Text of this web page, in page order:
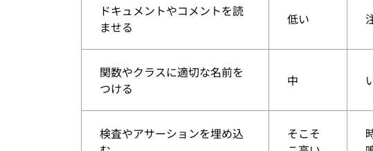
ドキュメントやコメントを読
ませる
低い
関数やクラスに適切な名前を
つける
中
検査やアサーションを埋め込
そこそ